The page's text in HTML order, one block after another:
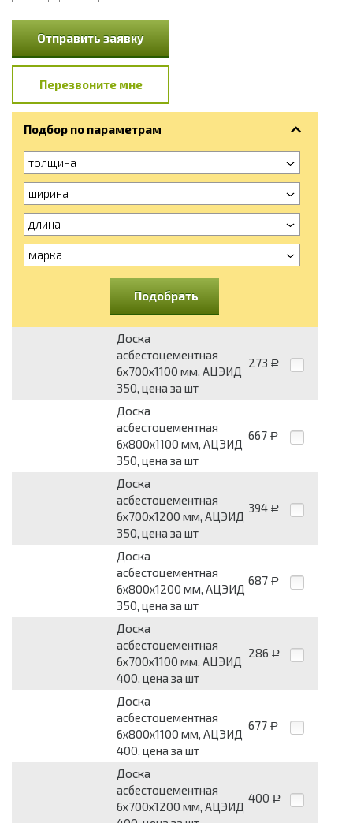
Отправить заявку
Перезвоните мне
Подбор по параметрам
толщина
ширина
длина
марка
Подобрать
Доска
асбестоцементная
6x700x1100 мм, АЦЭИД
350, цена за шт
273 Р
Доска
асбестоцементная
6x800x1100 мм, АЦЭИД
350, цена за шт
667 Р
Доска
асбестоцементная
6x700x1200 мм, АЦЭИД
350, цена за шт
394 Р
Доска
асбестоцементная
6x800x1200 мм, АЦЭИД
350, цена за шт
687 Р
Доска
асбестоцементная
6x700x1100 мм, АЦЭИД
400, цена за шт
286 Р
Доска
асбестоцементная
6x800x1100 мм, АЦЭИД
400, цена за шт
677 Р
Доска
асбестоцементная
6x700x1200 мм, АЦЭИД
400 Р